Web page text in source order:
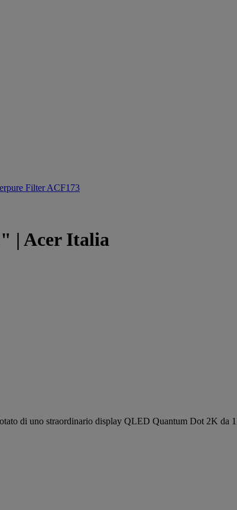
Filter ACF173
| Acer Italia
di uno straordinario display QLED Quantum Dot 2K da